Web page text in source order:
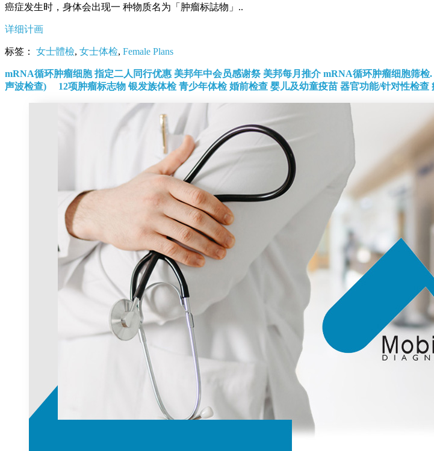
癌症发生时，身体会出现一 种物质名为「肿瘤标誌物」..
详细计画
标签： 女士體檢, 女士体检, Female Plans
mRNA循环肿瘤细胞 指定二人同行优惠 美邦年中会员感谢祭 美邦每月推介 mRNA循环肿瘤细胞筛检.
声波检查)
12项肿瘤标志物 银发族体检 青少年体检 婚前检查 婴儿及幼童疫苗 器官功能/针对性检查